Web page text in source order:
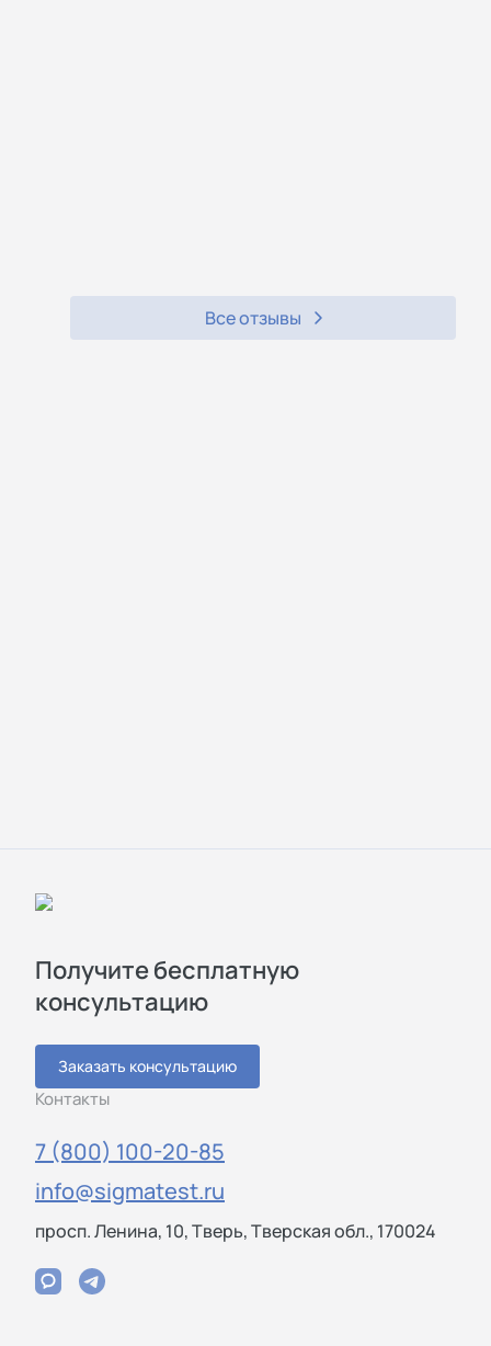
Все отзывы
Получите бесплатную
консультацию
Заказать консультацию
Контакты
7 (800) 100-20-85
info@sigmatest.ru
просп. Ленина, 10, Тверь, Тверская обл., 170024